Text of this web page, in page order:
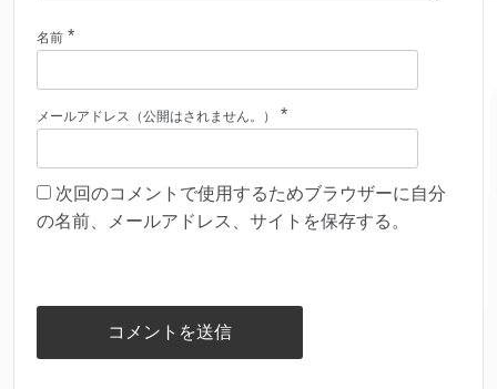
名前 *
メールアドレス（公開はされません。） *
次回のコメントで使用するためブラウザーに自分
の名前、メールアドレス、サイトを保存する。